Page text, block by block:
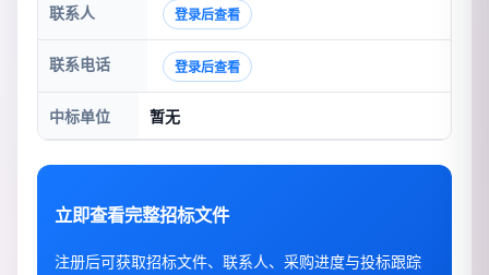
联系人 登录后查看
联系电话 登录后查看
中标单位 暂无
立即查看完整招标文件
注册后可获取招标文件、联系人、采购进度与投标跟踪